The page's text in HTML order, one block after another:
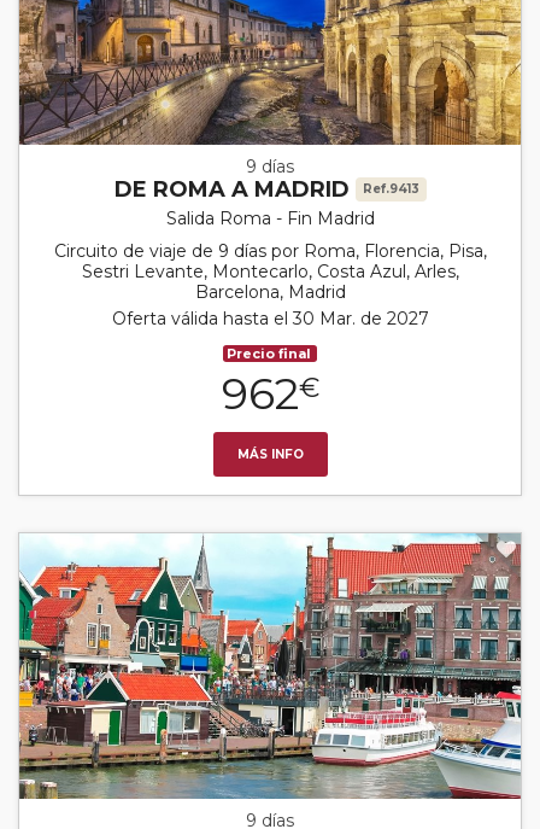
9 días
DE ROMA A MADRID Ref.9413
Salida Roma - Fin Madrid
Circuito de viaje de 9 días por Roma, Florencia, Pisa,
Sestri Levante, Montecarlo, Costa Azul, Arles,
Barcelona, Madrid
Oferta válida hasta el 30 Mar. de 2027
Precio final
962€
MÁS INFO
9 días